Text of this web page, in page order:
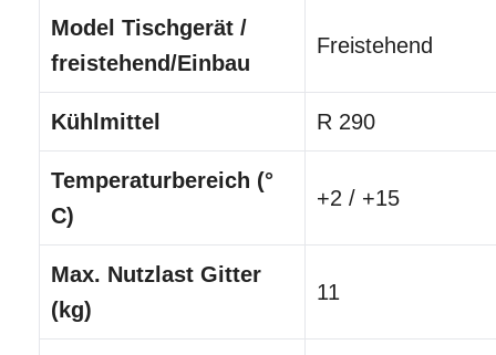
Model Tischgerät /
freistehend/Einbau
Freistehend
Kühlmittel R 290
Temperaturbereich (°
C)
+2 / +15
Max. Nutzlast Gitter
(kg)
11